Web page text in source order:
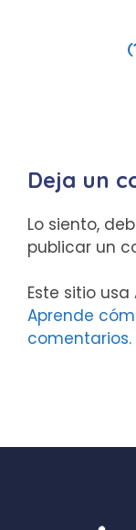
Deja un
Lo siento,
publicar un
Este sitio
Aprende
comentarios.